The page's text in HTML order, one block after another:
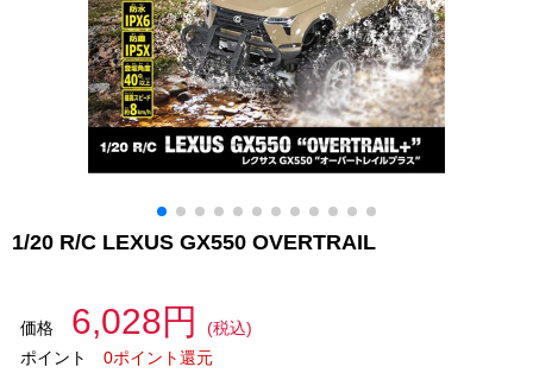
1/20 R/C LEXUS GX550 OVERTRAIL
価格 6,028円
(税込)
ポイント
0ポイント還元